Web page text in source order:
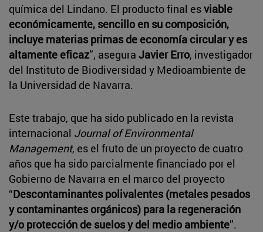
química del Lindano. El producto final esviable
económicamente, sencillo en su composición,
incluye materias primas de economía circular y es
altamente eficaz”, asegura Javier Erro, investigador
del Instituto de Biodiversidad y Medioambiente de
la Universidad de Navarra.
Este trabajo, que ha sido publicado en la revista
internacional Journal of Environmental
Management, es el fruto de un proyecto de cuatro
años que ha sido parcialmente financiado por el
Gobierno de Navarra en el marco del proyecto
“Descontaminantes polivalentes (metales pesados
y contaminantes orgánicos) para la regeneración
y/o protección de suelos y del medio ambiente”.